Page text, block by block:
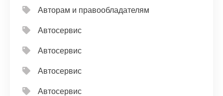
Авторам и правообладателям
Автосервис
Автосервис
Автосервис
Автосервис